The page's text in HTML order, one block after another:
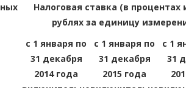
Налоговая ставка (в процентах
рублях за единицу
с 1 января по
31 декабря
2014 года
с 1 января по
31 декабря
2015 года
с 1
31